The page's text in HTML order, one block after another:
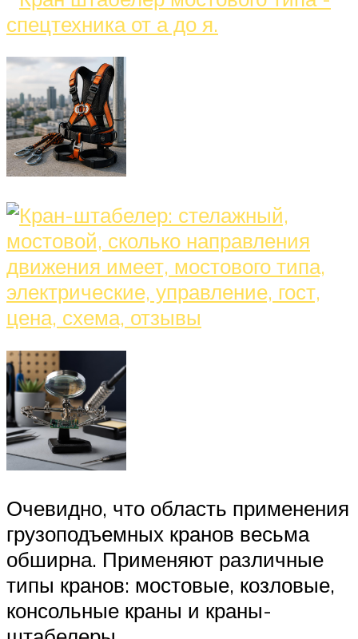
Очевидно, что область применения
грузоподъемных кранов весьма
обширна. Применяют различные
типы кранов: мостовые, козловые,
консольные краны и краны-